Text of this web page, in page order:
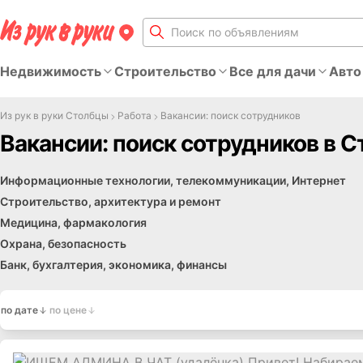
Недвижимость Строительство Все для дачи
Из рук в руки Столбцы Работа Вакансии: поиск сотрудников
Вакансии: поиск сотрудников в
Информационные технологии, телекоммуникации, Интернет
Строительство, архитектура и ремонт
Медицина, фармакология
Охрана, безопасность
Банк, бухгалтерия, экономика, финансы
Делопроизводство
Торговля, продажи, сбыт
Маркетинг, реклама, PR, СМИ
Туризм и гостиничный бизнес
Дизайн, полиграфия, издательство
Другие сферы деятельности
Красота, фитнес, спорт
Образование, воспитание
Работа без специальных навыков
Работа для студентов, начало карьеры
Ресторанный бизнес и общественное питание
Управление персоналом
Риэлторская деятельность
Индустрия развлечений, модельный и шоу-бизнес
по дате по цене